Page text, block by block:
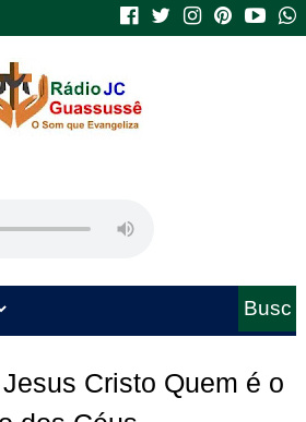
Busc
Cristo Quem é o